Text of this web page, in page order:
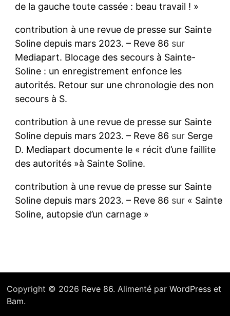
de la gauche toute cassée : beau travail ! »
contribution à une revue de presse sur Sainte
Soline depuis mars 2023. – Reve 86 sur
Mediapart. Blocage des secours à Sainte-
Soline : un enregistrement enfonce les
autorités. Retour sur une chronologie des non
secours à S.
contribution à une revue de presse sur Sainte
Soline depuis mars 2023. – Reve 86 sur Serge
D. Mediapart documente le « récit d’une faillite
des autorités »à Sainte Soline.
contribution à une revue de presse sur Sainte
Soline depuis mars 2023. – Reve 86 sur « Sainte
Soline, autopsie d’un carnage »
Copyright © 2026 Reve 86. Alimenté par WordPresset
Bam.